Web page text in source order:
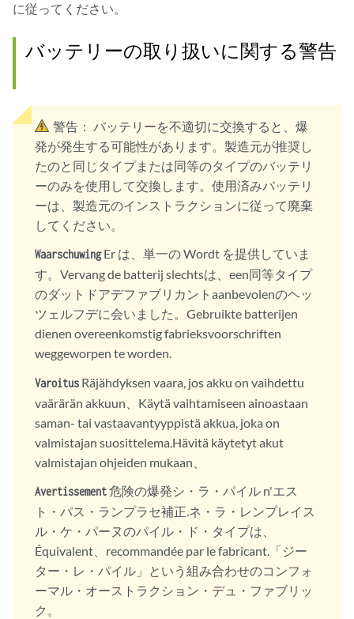
に従ってください。
バッテリーの取り扱いに関する警告
警告： バッテリーを不適切に交換すると、爆
発が発生する可能性があります。製造元が推奨し
たのと同じタイプまたは同等のタイプのバッテリ
ーのみを使用して交換します。使用済みバッテリ
ーは、製造元のインストラクションに従って廃棄
してください。
WaarschuwingEr は、単一の Wordt を提供していま
す。Vervang de batterij slechtsは、een同等タイプ
のダットドアデファブリカントaanbevolenのヘッ
ツェルフデに会いました。Gebruikte batterijen
dienen overeenkomstig fabrieksvoorschriften
weggeworpen te worden.
Varoitus Räjähdyksen vaara, jos akku on vaihdettu
vaärärän akkuun、Käytä vaihtamiseen ainoastaan
saman- tai vastaavantyyppistä akkua, joka on
valmistajan suosittelema.Hävitä käytetyt akut
valmistajan ohjeiden mukaan、
Avertissement危険の爆発シ・ラ・パイル n'エス
ト・パス・ランプラセ補正.ネ・ラ・レンプレイス
ル・ケ・パーヌのパイル・ド・タイプは、
Équivalent、recommandée par le fabricant.「ジー
ター・レ・パイル」という組み合わせのコンフォ
ーマル・オーストラクション・デュ・ファブリッ
ク。